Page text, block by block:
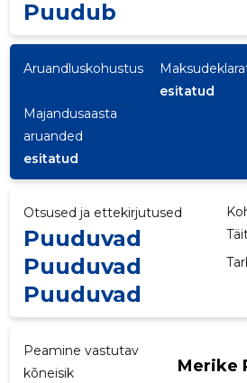
Puudub
Aruandluskohustus
esitatud
Majandusaasta
aruanded
esitatud
Otsused ja ettekirjutused
Puuduvad
Puuduvad
Puuduvad
Peamine vastutav
kõneisik
Merike